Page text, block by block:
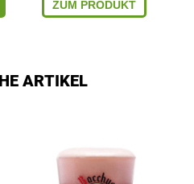
ZUM PRODUKT
ARTIKEL